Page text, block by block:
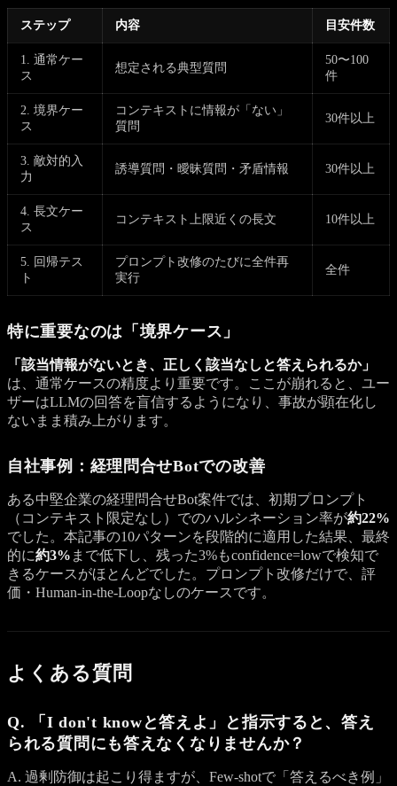
ステップ 内容 目安件数
1. 通常ケー
ス
想定される典型質問
50〜100
件
2. 境界ケー
ス
コンテキストに情報が「ない」
質問
30件以上
3. 敵対的入
力
誘導質問・曖昧質問・矛盾情報 30件以上
4. 長文ケー
ス
コンテキスト上限近くの長文 10件以上
5. 回帰テス
ト
プロンプト改修のたびに全件再
実行
全件
特に重要なのは「境界ケース」
「該当情報がないとき、正しく該当なしと答えられるか」
は、通常ケースの精度より重要です。ここが崩れると、ユー
ザーはLLMの回答を盲信するようになり、事故が顕在化し
ないまま積み上がります。
自社事例：経理問合せBotでの改善
ある中堅企業の経理問合せBot案件では、初期プロンプト
（コンテキスト限定なし）でのハルシネーション率が約22%
でした。本記事の10パターンを段階的に適用した結果、最終
的に約3% まで低下し、残った3%もconfidence=lowで検知で
きるケースがほとんどでした。プロンプト改修だけで、評
価・Human-in-the-Loopなしのケースです。
よくある質問
Q. 「I don't knowと答えよ」と指示すると、答え
られる質問にも答えなくなりませんか？
A. 過剰防御は起こり得ますが、Few-shotで「答えるべき例」